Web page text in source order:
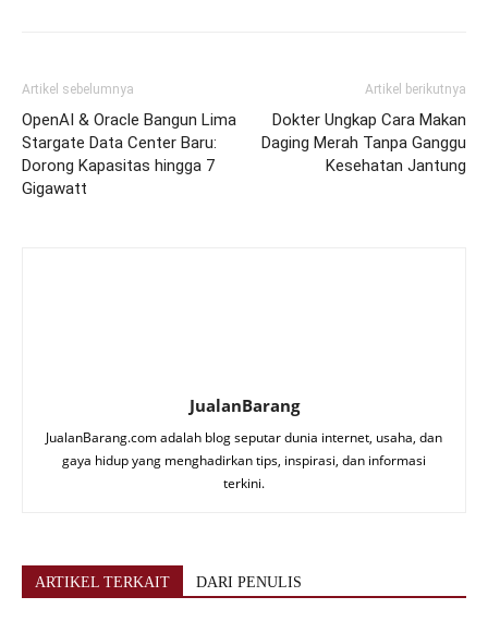
Artikel sebelumnya
OpenAI & Oracle Bangun Lima
Stargate Data Center Baru:
Dorong Kapasitas hingga 7
Gigawatt
Artikel berikutnya
Dokter Ungkap Cara Makan
Daging Merah Tanpa Ganggu
Kesehatan Jantung
JualanBarang
JualanBarang.com adalah blog seputar dunia internet, usaha, dan
gaya hidup yang menghadirkan tips, inspirasi, dan informasi
terkini.
ARTIKEL TERKAIT DARI PENULIS